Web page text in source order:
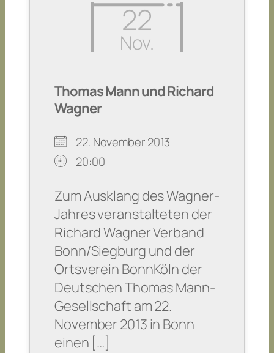
22
Nov.
Thomas Mann und Richard
Wagner
22. November 2013
20:00
Zum Ausklang des Wagner-
Jahres veranstalteten der
Richard Wagner Verband
Bonn/Siegburg und der
Ortsverein BonnKöln der
Deutschen Thomas Mann-
Gesellschaft am 22.
November 2013 in Bonn
einen […]